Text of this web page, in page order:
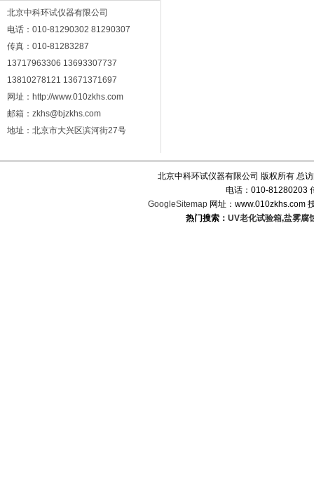
北京中科环试仪器有限公司
电话：010-81290302 81290307
传真：010-81283287
13717963306 13693307737
13810278121 13671371697
网址：http://www.010zkhs.com
邮箱：zkhs@bjzkhs.com
地址：北京市大兴区滨河街27号
北京中科环试仪器有限公司 版权所有 总
电话：010-81280203
GoogleSitemap 网址：www.010zkhs.com
热门搜索： UV老化试验箱,盐雾腐